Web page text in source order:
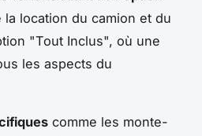
location du camion et du
"Tout Inclus", où une
les aspects du
comme les monte-